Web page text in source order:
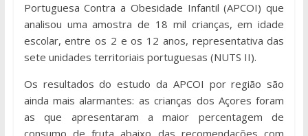
Portuguesa Contra a Obesidade Infantil (APCOI) que
analisou uma amostra de 18 mil crianças, em idade
escolar, entre os 2 e os 12 anos, representativa das
sete unidades territoriais portuguesas (NUTS II).
Os resultados do estudo da APCOI por região são
ainda mais alarmantes: as crianças dos Açores foram
as que apresentaram a maior percentagem de